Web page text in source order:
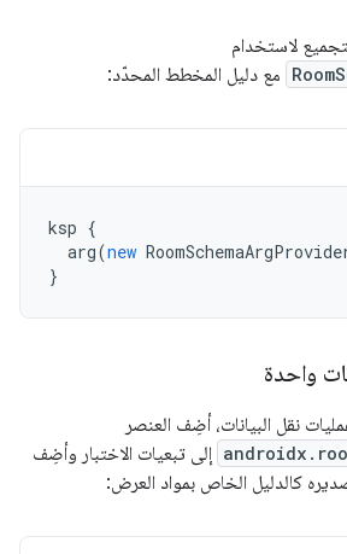
لاستخدام
مع دليل المخطط المحدّد:
ksp {
arg(new
}
واحدة
نقل البيانات، أضِف العنصر
إلى تبعيات الاختبار وأضِف
كالدليل الخاص بمواد العرض: